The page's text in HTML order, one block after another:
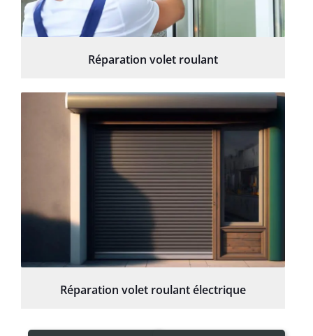
Réparation volet roulant
Réparation volet roulant électrique